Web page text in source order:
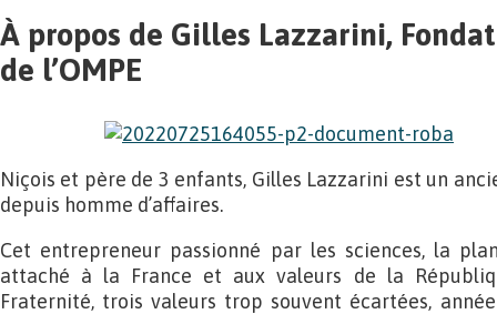
À propos de Gilles Lazzarini,
de l’OMPE
Niçois et père de 3 enfants, Gilles Lazzarini est un
depuis homme d’affaires.
Cet entrepreneur passionné par les sciences, la
attaché à la France et aux valeurs de la
Fraternité, trois valeurs trop souvent écartées,